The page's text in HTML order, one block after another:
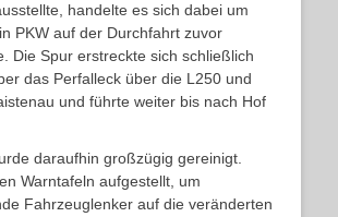
handelte es sich dabei um
PKW auf der Durchfahrt zuvor
Die Spur erstreckte sich schließlich
das Perfalleck über die L250 und
und führte weiter bis nach Hof
daraufhin großzügig gereinigt.
Warntafeln aufgestellt, um
Fahrzeuglenker auf die veränderten